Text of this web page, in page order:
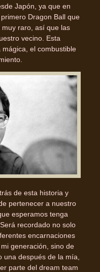
Japón, ya que en
Dragon Ball que
raro, así que las
vecino. Esta
el combustible
de esta historia y
pertenecer a nuestro
esperamos tenga
recordado no solo
encarnaciones
generación, sino de
una después de la mía,
parte del dream team